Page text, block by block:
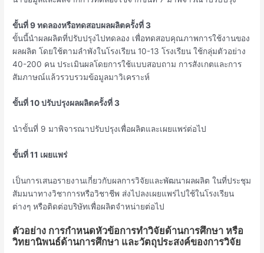
ขั้นที่ 9 ทดลองหรือทดสอบผลผลิตครั้งที่ 3
ขั้นนี้นำผลผลิตที่ปรับปรุงไปทดลอง เพื่อทดสอบคุณภาพการใช้งานของ
ผลผลิต โดยใช้ตามลำพังในโรงเรียน 10-13 โรงเรียน ใช้กลุ่มตัวอย่าง
40-200 คน ประเมินผลโดยการใช้แบบสอบถาม การสังเกตและการ
สัมภาษณ์แล้วรวบรวมข้อมูลมาวิเคราะห์
ขั้นที่ 10 ปรับปรุงผลผลิตครั้งที่ 3
นำขั้นที่ 9 มาพิจารณาปรับปรุงเพื่อผลิตและเผยแพร่ต่อไป
ขั้นที่ 11 เผยแพร่
เป็นการเสนอรายงานเกี่ยวกับผลการวิจัยและพัฒนาผลผลิต ในที่ประชุม
สัมมนาทางวิชาการหรือวิชาชีพ ส่งไปลงเผยแพร่ไปใช้ในโรงเรียน
ต่างๆ หรือติดต่อบริษัทเพื่อผลิตจำหน่ายต่อไป
ตัวอย่าง การกำหนดหัวข้อการทำวิจัยด้านการศึกษา หรือ
วิทยานิพนธ์ด้านการศึกษา และวัตถุประสงค์ของการวิจัย